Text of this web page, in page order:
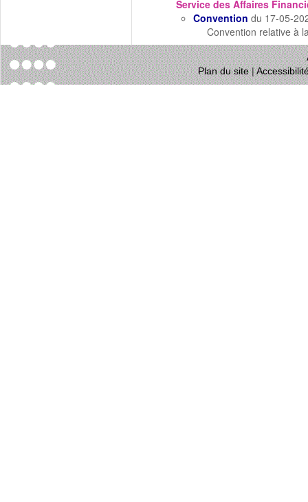
Service des Affaires
Convention du 17-05-
Convention relative à
Plan du site|